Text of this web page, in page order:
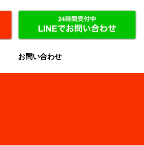
お問い合わせ